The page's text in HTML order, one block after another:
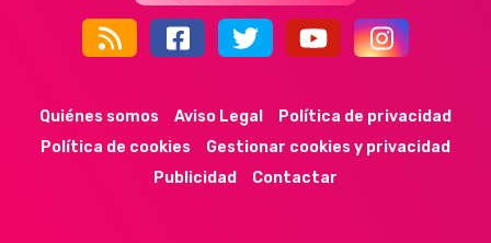
Quiénes somos Aviso Legal
Política de privacidad
Política de cookies
Gestionar cookies y privacidad
Publicidad
Contactar